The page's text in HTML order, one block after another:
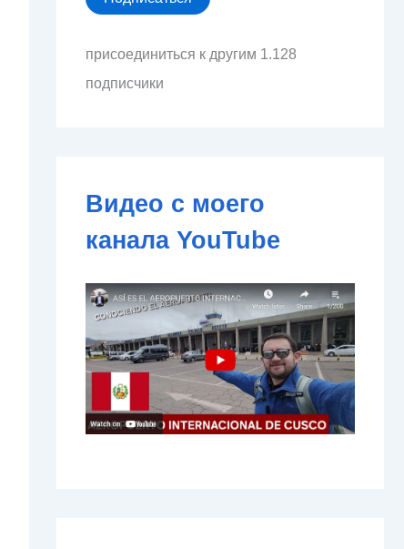
е
т
й
о
ы
присоединиться к другим 1.128
подписчики
Видео с моего
канала YouTube